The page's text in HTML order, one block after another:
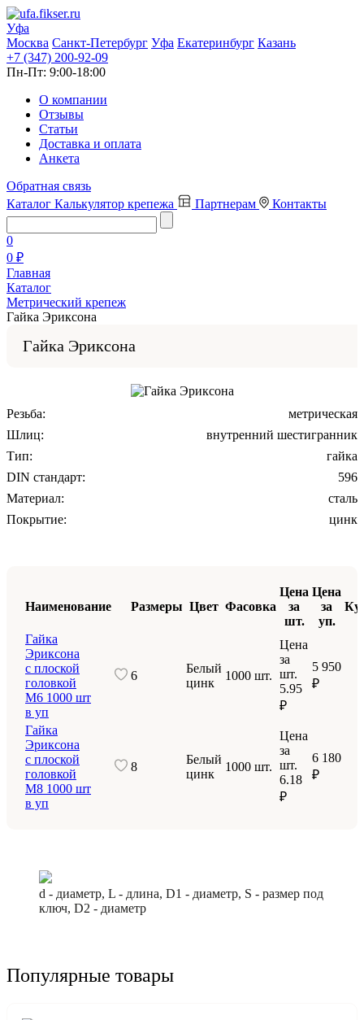
Уфа
Москва Санкт-Петербург Уфа Екатеринбург Казань
+7 (347) 200-92-09
Пн-Пт: 9:00-18:00
О компании
Отзывы
Статьи
Доставка и оплата
Анкета
Обратная связь
Каталог Калькулятор крепежа Партнерам Контакты
0
0 ₽
Главная
Каталог
Метрический крепеж
Гайка Эриксона
Гайка Эриксона
Резьба:
метрическая
Шлиц:
внутренний шестигранник
Тип:
гайка
DIN стандарт:
596
Материал:
сталь
Покрытие:
цинк
Наименование Размеры Цвет Фасовка
Цена
за
шт.
Цена
за
уп.
Гайка
Эриксона
с плоской
головкой
M6 1000 шт
в уп
6
Белый
цинк
1000 шт.
Цена
за
шт.
5.95
₽
5 950
₽
Гайка
Эриксона
с плоской
головкой
M8 1000 шт
в уп
8
Белый
цинк
1000 шт.
Цена
за
шт.
6.18
₽
6 180
₽
d - диаметр, L - длина, D1 - диаметр, S - размер под
ключ, D2 - диаметр
Популярные товары